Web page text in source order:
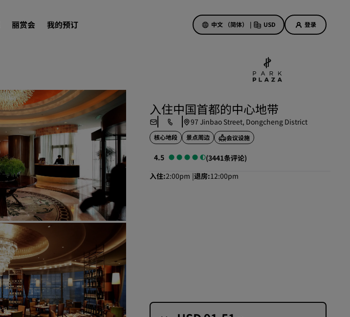
丽赏会 我的预订 中文 （简体） | USD 登录
目的地
度假酒店
服务式公寓
机场酒店
新开业和即将开业的酒店
会议和活动
探索丽笙会议
预订会议空间
活动目的地
行业方案
搜索航班
搜索航班
美好的初遇，丰厚的奖励
当日特惠
提前预订
查看套餐
旅行灵感
访问我们的博客
入住中国首都的中心地带
97 Jinbao Street, Dongcheng District
核心地段 景点周边 会议设施
4.5
(3441条评论)
入住 2:00pm 退房 12:00pm